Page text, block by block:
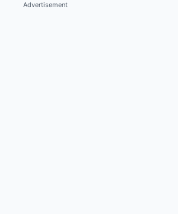
Advertisement